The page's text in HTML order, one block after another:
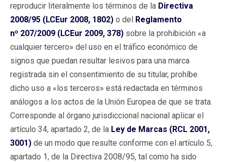
reproducir literalmente los términos de la Directiva
2008/95 (LCEur 2008, 1802) o del Reglamento
nº 207/2009 (LCEur 2009, 378) sobre la prohibición «a
cualquier tercero» del uso en el tráfico económico de
signos que puedan resultar lesivos para una marca
registrada sin el consentimiento de su titular, prohíbe
dicho uso a «los terceros» está redactada en términos
análogos a los actos de la Unión Europea de que se trata.
Corresponde al órgano jurisdiccional nacional aplicar el
artículo 34, apartado 2, de la Ley de Marcas (RCL 2001,
3001) de un modo que resulte conforme con el artículo 5,
apartado 1, de la Directiva 2008/95, tal como ha sido